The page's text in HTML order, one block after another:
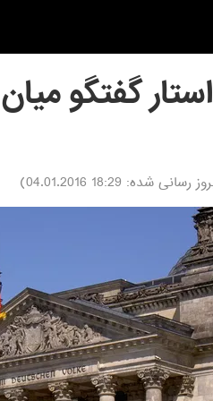
گفتگو
رسانی شده: 18:29 04.01.2016
)